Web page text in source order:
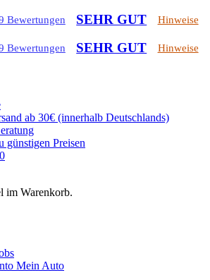
Bewertungen SEHR GUT Hinweise
Bewertungen SEHR GUT Hinweise
ab 30€ (innerhalb Deutschlands)
günstigen Preisen
im Warenkorb.
Mein Auto